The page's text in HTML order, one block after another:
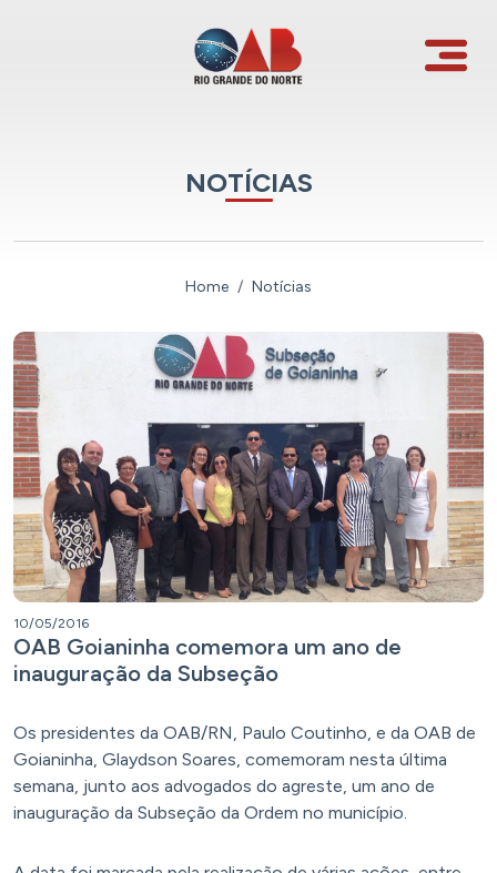
NOTÍCIAS
Home Notícias
10/05/2016
OAB Goianinha comemora um ano de
inauguração da Subseção
Os presidentes da OAB/RN, Paulo Coutinho, e da OAB de
Goianinha, Glaydson Soares, comemoram nesta última
semana, junto aos advogados do agreste, um ano de
inauguração da Subseção da Ordem no município.